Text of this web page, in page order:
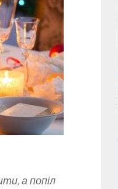
а попіл